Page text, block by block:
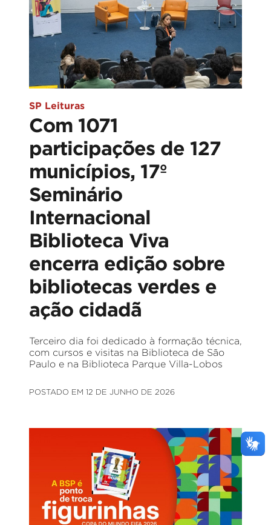
SP Leituras
Com 1071
participações de 127
municípios, 17º
Seminário
Internacional
Biblioteca Viva
encerra edição sobre
bibliotecas verdes e
ação cidadã
Terceiro dia foi dedicado à formação técnica,
com cursos e visitas na Biblioteca de São
Paulo e na Biblioteca Parque Villa-Lobos
POSTADO EM 12 DE JUNHO DE 2026